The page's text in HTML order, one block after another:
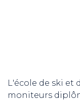
L'école de ski et
moniteurs